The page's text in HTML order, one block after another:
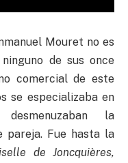
Mouret no es
de sus once
comercial de este
se especializaba en
la
pareja. Fue hasta la
de Joncquières,